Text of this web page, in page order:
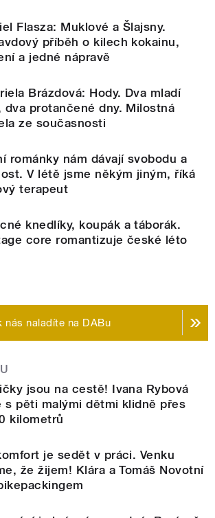
Flasza: Muklové a Šlajsny.
příběh o kilech kokainu,
a jedné nápravě
Brázdová: Hody. Dva mladí
dva protančené dny. Milostná
ze současnosti
románky nám dávají svobodu a
V létě jsme někým jiným, říká
terapeut
knedlíky, koupák a táborák.
core romantizuje české léto
nás naladíte na DABu
jsou na cestě! Ivana Rybová
s pěti malými dětmi klidně přes
kilometrů
je sedět v práci. Venku
že žijem! Klára a Tomáš Novotní